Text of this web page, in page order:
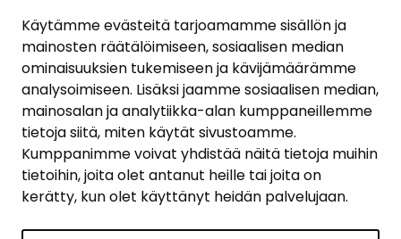
Käytämme evästeitä tarjoamamme sisällön ja
mainosten räätälöimiseen, sosiaalisen median
ominaisuuksien tukemiseen ja kävijämäärämme
analysoimiseen. Lisäksi jaamme sosiaalisen median,
mainosalan ja analytiikka-alan kumppaneillemme
tietoja siitä, miten käytät sivustoamme.
Kumppanimme voivat yhdistää näitä tietoja muihin
tietoihin, joita olet antanut heille tai joita on
kerätty, kun olet käyttänyt heidän palvelujaan.
AJANKOHTAISET
YHTEYSTIEDOT
KARTTAPALVELU
SIVUN ALKUUN